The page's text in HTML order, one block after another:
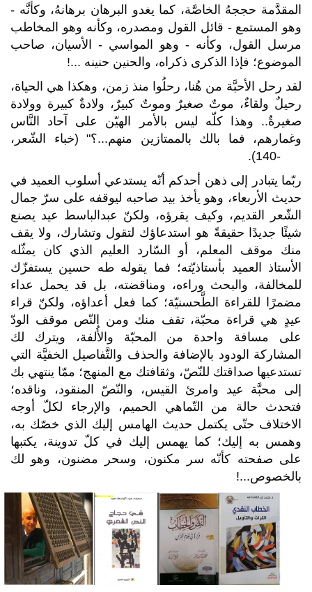
المقدَّمة حججهُ الخاصَّة، كما يغدو البرهان برهانهُ، وكأنَّه -
وهو المستمع - قائل القول ومصدره، وكأنه وهو المخاطب
مرسل القول، وكأنه - وهو المواسي - الأسيان، صاحب
الموضوع؛ فإذا الذكرى ذكراه، والحنين حنينه ...!
لقد رحل الأحبَّة من هُنا، رحلُوا منذ زمن، وهكذا هي الحياة،
رحيلٌ ولقاءٌ، موتٌ صغيرٌ وموتٌ كبيرٌ، ولادةٌ كبيرة وولادة
صغيرةٌ.. وهذا كلّه ليس بالأمر الهيّن على آحاد النَّاس
وغمارهم، فما بالك بالممتازين منهم...؟" (خباء الشّعر،
ربّما يتبادر إلى ذهن أحدكم أنّه يستدعي أسلوب العميد في
حديث الأربعاء، وهو يأخذ بيد صاحبه ليوقفه على سرّ جمال
الشّعر القديم، وكيف يقرؤه، ولكنّ عبدالباسط عيد يصنع
شيئًا جديدًا حقيقةً هو استدعاؤك لتقول وتشارك، ولا يقف
منك موقف المعلم، أو السّارد العليم الذي كان يمثّله
الأستاذ العميد بأستاذيّته؛ فما يقوله طه حسين يستفزّك
للمخالفة، والبحث وراءه، ومناقضته، بل قد يحمل عداء
مضمرًا للقراءة الطَّحسنيّة؛ كما فعل أعداؤه، ولكنّ قراء
عيدٍ هي قراءة محبّة، تقف منك ومن النّص موقف الودّ
على مسافة واحدة من المحبّة والأُلفة، ويترك لك
المشاركة الودود بالإضافة والحذف والتَّفاصيل الخفيَّة التي
تستدعيها صداقتك للنّصّ، وثقافتك مع المنهج؛ ممّا ينتهي بك
إلى محبَّة عيد وامرئ القيس، والنّصّ المنقود، وناقده؛
فتحدث حالة من التّماهي الحميم، والإرجاء لكلّ أوجه
الاختلاف حتّى يكتمل حديث الهامس إليك الذي خصّك به،
وهمس به إليك؛ كما يهمس إليك في كلّ تدوينة، يكتبها
على صفحته كأنّه سر مكنون، وسحر مضنون، وهو لك
بالخصوص...!